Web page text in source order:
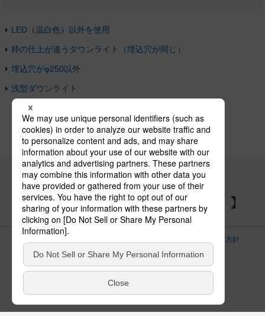
LED（温白色）以外を使用
枠の仕上が違うダウンライト（埋込穴が同じ）
埋込穴がφ250以外
浅型ダウンライト
パナソニックの電気設備 SNSアカウント
サイトのご利用にあたって
個人情報保護方針
パナソニック ホールディングス
Area/Country
電気・建築設備（ビジネス）